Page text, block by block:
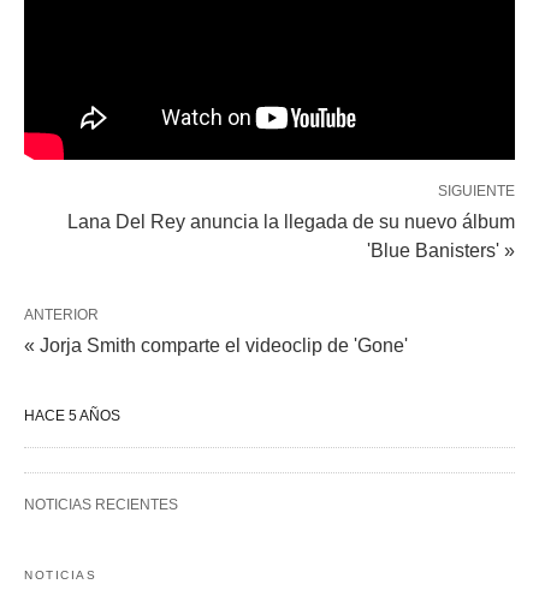
SIGUIENTE
Lana Del Rey anuncia la llegada de su nuevo álbum
'Blue Banisters' »
ANTERIOR
« Jorja Smith comparte el videoclip de 'Gone'
HACE 5 AÑOS
NOTICIAS RECIENTES
NOTICIAS